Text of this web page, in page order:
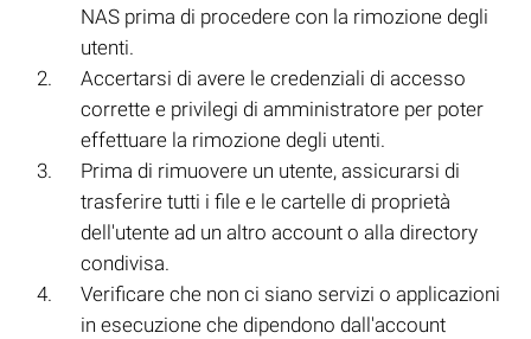
NAS prima di procedere con la rimozione degli
utenti.
Accertarsi di avere le credenziali di accesso
corrette e privilegi di amministratore per poter
effettuare la rimozione degli utenti.
Prima di rimuovere un utente, assicurarsi di
trasferire tutti i file e le cartelle di proprietà
dell'utente ad un altro account o alla directory
condivisa.
Verificare che non ci siano servizi o applicazioni
in esecuzione che dipendono dall'account